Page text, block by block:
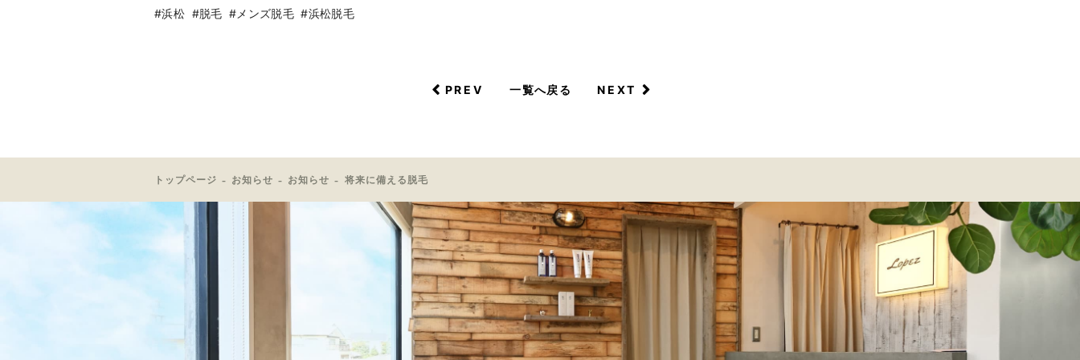
#浜松 #脱毛 #メンズ脱毛 #浜松脱毛
PREV 一覧へ戻る NEXT
トップページ お知らせ お知らせ 将来に備える脱毛